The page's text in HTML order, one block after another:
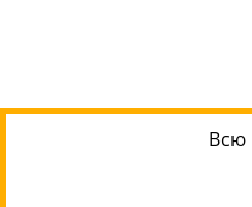
Всю